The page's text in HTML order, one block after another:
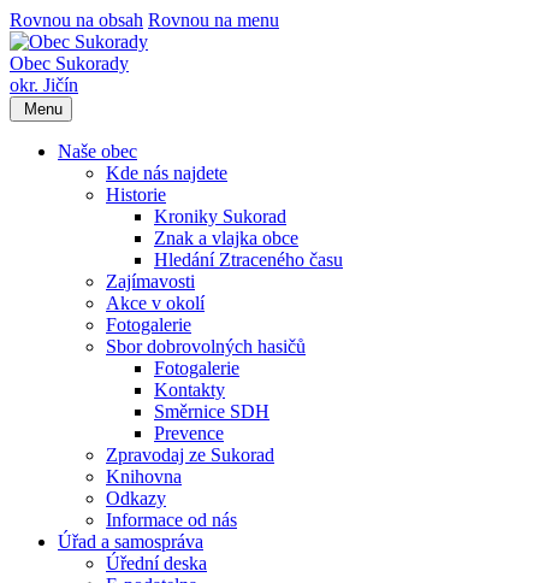
Rovnou na obsah Rovnou na menu
Obec Sukorady
okr. Jičín
Menu
Naše obec
Kde nás najdete
Historie
Kroniky Sukorad
Znak a vlajka obce
Hledání Ztraceného času
Zajímavosti
Akce v okolí
Fotogalerie
Sbor dobrovolných hasičů
Fotogalerie
Kontakty
Směrnice SDH
Prevence
Zpravodaj ze Sukorad
Knihovna
Odkazy
Informace od nás
Úřad a samospráva
Úřední deska